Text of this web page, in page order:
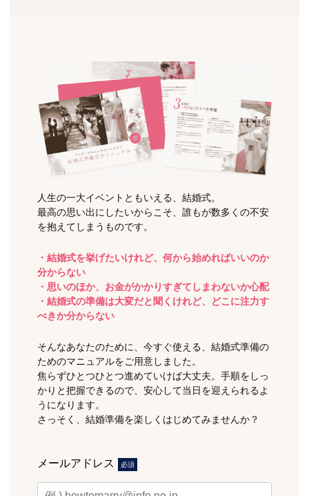
人生の一大イベントともいえる、結婚式。
最高の思い出にしたいからこそ、誰もが数多くの不安
を抱えてしまうものです。
・結婚式を挙げたいけれど、何から始めればいいのか
分からない
・思いのほか、お金がかかりすぎてしまわないか心配
・結婚式の準備は大変だと聞くけれど、どこに注力す
べきか分からない
そんなあなたのために、今すぐ使える、結婚式準備の
ためのマニュアルをご用意しました。
焦らずひとつひとつ進めていけば大丈夫。手順をしっ
かりと把握できるので、安心して当日を迎えられるよ
うになります。
さっそく、結婚準備を楽しくはじめてみませんか？
メールアドレス 必須